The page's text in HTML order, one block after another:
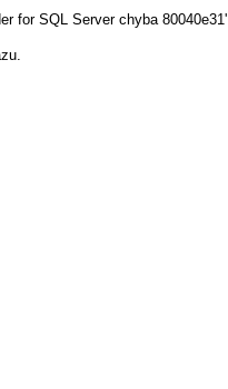
for SQL Server chyba 80040e31'